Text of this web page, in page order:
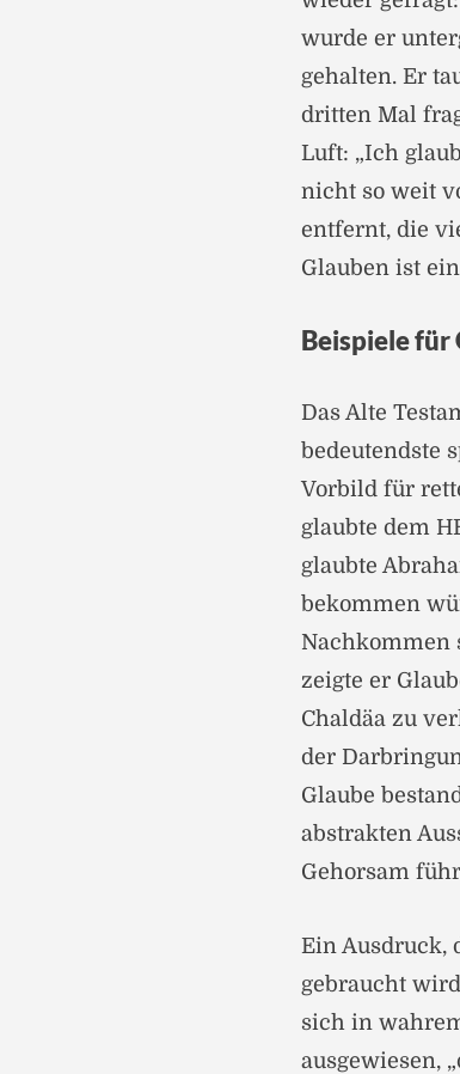
wurde er
gehalten. Er
dritten Mal
Luft: „Ich
nicht so weit
entfernt, die
Glauben ist
Beispiele für
Das Alte
bedeutendste
Vorbild für
glaubte dem
glaubte
bekommen
Nachkommen
zeigte er
Chaldäa zu
der
Glaube
abstrakten
Gehorsam
Ein Ausdruck,
gebraucht
sich in
ausgewiesen,